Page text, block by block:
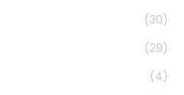
(30)
(29)
(4)